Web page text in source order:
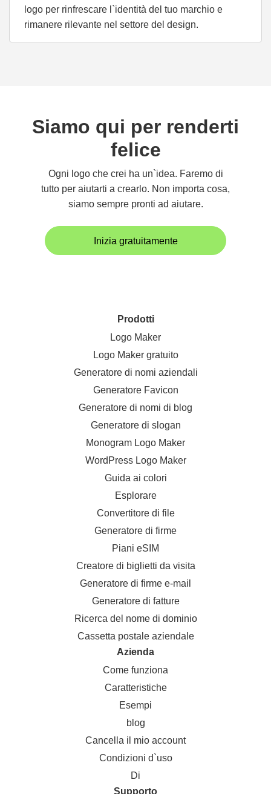
logo per rinfrescare l`identità del tuo marchio e
rimanere rilevante nel settore del design.
Siamo qui per renderti
felice
Ogni logo che crei ha un`idea. Faremo di
tutto per aiutarti a crearlo. Non importa cosa,
siamo sempre pronti ad aiutare.
Inizia gratuitamente
Prodotti
Logo Maker
Logo Maker gratuito
Generatore di nomi aziendali
Generatore Favicon
Generatore di nomi di blog
Generatore di slogan
Monogram Logo Maker
WordPress Logo Maker
Guida ai colori
Esplorare
Convertitore di file
Generatore di firme
Piani eSIM
Creatore di biglietti da visita
Generatore di firme e-mail
Generatore di fatture
Ricerca del nome di dominio
Cassetta postale aziendale
Azienda
Come funziona
Caratteristiche
Esempi
blog
Cancella il mio account
Condizioni d`uso
Di
Supporto